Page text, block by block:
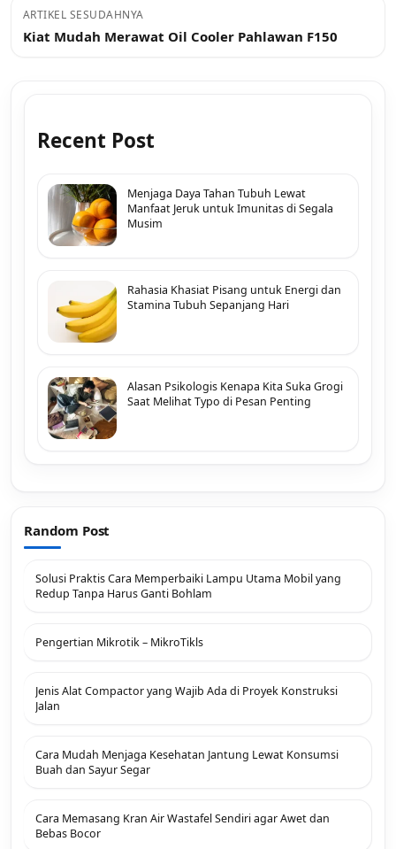
ARTIKEL SESUDAHNYA
Kiat Mudah Merawat Oil Cooler Pahlawan F150
Recent Post
Menjaga Daya Tahan Tubuh Lewat
Manfaat Jeruk untuk Imunitas di Segala
Musim
Rahasia Khasiat Pisang untuk Energi dan
Stamina Tubuh Sepanjang Hari
Alasan Psikologis Kenapa Kita Suka Grogi
Saat Melihat Typo di Pesan Penting
Random Post
Solusi Praktis Cara Memperbaiki Lampu Utama Mobil yang
Redup Tanpa Harus Ganti Bohlam
Pengertian Mikrotik – MikroTikls
Jenis Alat Compactor yang Wajib Ada di Proyek Konstruksi
Jalan
Cara Mudah Menjaga Kesehatan Jantung Lewat Konsumsi
Buah dan Sayur Segar
Cara Memasang Kran Air Wastafel Sendiri agar Awet dan
Bebas Bocor